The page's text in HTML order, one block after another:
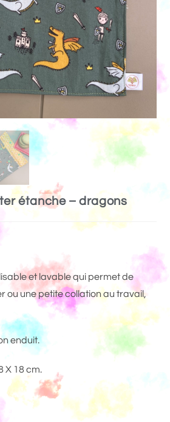
étanche – dragons
et lavable qui permet de
ou une petite collation au travail,
enduit.
X 18 cm.